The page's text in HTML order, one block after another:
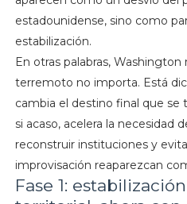
estadounidense, sino como
estabilización.
En otras palabras,
terremoto no importa. Está
cambia el destino final que se
si acaso, acelera la necesidad
reconstruir instituciones y
improvisación reaparezcan
Fase 1: